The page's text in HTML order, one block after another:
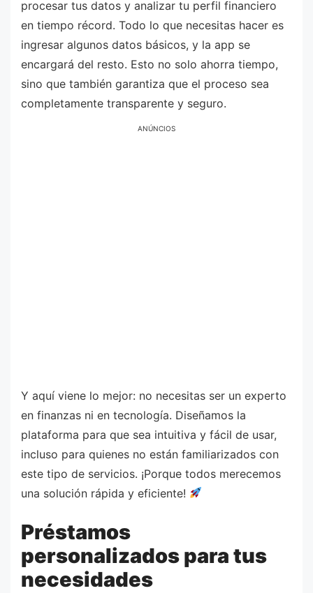
procesar tus datos y analizar tu perfil financiero
en tiempo récord. Todo lo que necesitas hacer es
ingresar algunos datos básicos, y la app se
encargará del resto. Esto no solo ahorra tiempo,
sino que también garantiza que el proceso sea
completamente transparente y seguro.
ANÚNCIOS
Y aquí viene lo mejor: no necesitas ser un experto
en finanzas ni en tecnología. Diseñamos la
plataforma para que sea intuitiva y fácil de usar,
incluso para quienes no están familiarizados con
este tipo de servicios. ¡Porque todos merecemos
una solución rápida y eficiente!
Préstamos
personalizados para tus
necesidades